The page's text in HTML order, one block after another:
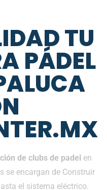
TU
PÁDEL
de clubs de padel en
se encargan de Construir
el sistema eléctrico.